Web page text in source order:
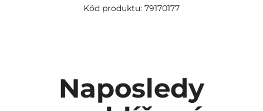
Kód produktu: 79170177
Naposledy